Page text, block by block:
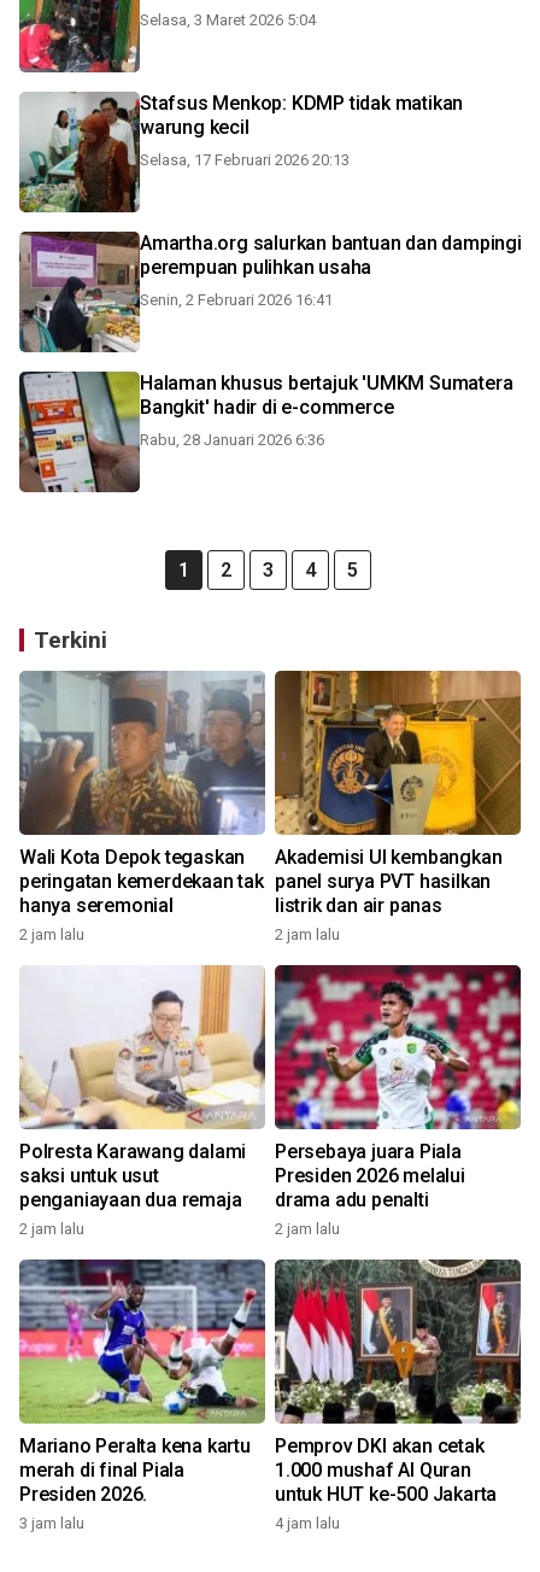
Selasa, 3 Maret 2026 5:04
Stafsus Menkop: KDMP tidak matikan
warung kecil
Selasa, 17 Februari 2026 20:13
Amartha.org salurkan bantuan dan dampingi
perempuan pulihkan usaha
Senin, 2 Februari 2026 16:41
Halaman khusus bertajuk 'UMKM Sumatera
Bangkit' hadir di e-commerce
Rabu, 28 Januari 2026 6:36
1 2 3 4 5
Terkini
Wali Kota Depok tegaskan
peringatan kemerdekaan tak
hanya seremonial
2 jam lalu
Akademisi UI kembangkan
panel surya PVT hasilkan
listrik dan air panas
2 jam lalu
Polresta Karawang dalami
saksi untuk usut
penganiayaan dua remaja
2 jam lalu
Persebaya juara Piala
Presiden 2026 melalui
drama adu penalti
2 jam lalu
Mariano Peralta kena kartu
merah di final Piala
Presiden 2026.
3 jam lalu
Pemprov DKI akan cetak
1.000 mushaf Al Quran
untuk HUT ke-500 Jakarta
4 jam lalu